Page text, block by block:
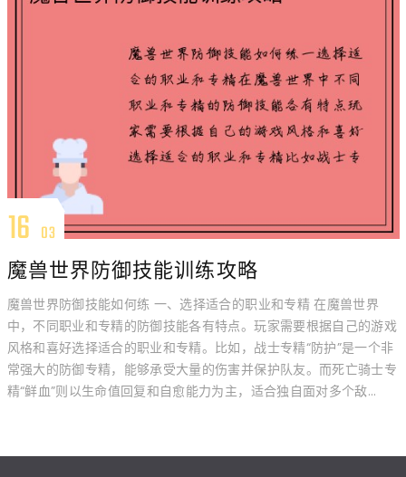
16 03
魔兽世界防御技能训练攻略
魔兽世界防御技能如何练 一、选择适合的职业和专精 在魔兽世界
中，不同职业和专精的防御技能各有特点。玩家需要根据自己的游戏
风格和喜好选择适合的职业和专精。比如，战士专精“防护”是一个非
常强大的防御专精，能够承受大量的伤害并保护队友。而死亡骑士专
精“鲜血”则以生命值回复和自愈能力为主，适合独自面对多个敌...